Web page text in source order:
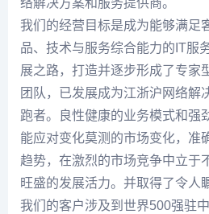
络解决方案和服务提供商。
我们的经营目标是成为能够满足
品、技术与服务综合能力的IT服
展之路，打造并逐步形成了专家
团队，已发展成为江浙沪网络解
跑者。良性健康的业务模式和强
能应对变化莫测的市场变化，准
趋势，在激烈的市场竞争中立于
旺盛的发展活力。并取得了令人
我们的客户涉及到世界500强驻